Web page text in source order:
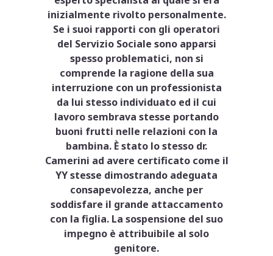
inizialmente rivolto personalmente.
Se i suoi rapporti con gli operatori
del Servizio Sociale sono apparsi
spesso problematici, non si
comprende la ragione della sua
interruzione con un professionista
da lui stesso individuato ed il cui
lavoro sembrava stesse portando
buoni frutti nelle relazioni con la
bambina. È stato lo stesso dr.
Camerini ad avere certificato come il
YY stesse dimostrando adeguata
consapevolezza, anche per
soddisfare il grande attaccamento
con la figlia. La sospensione del suo
impegno è attribuibile al solo
genitore.